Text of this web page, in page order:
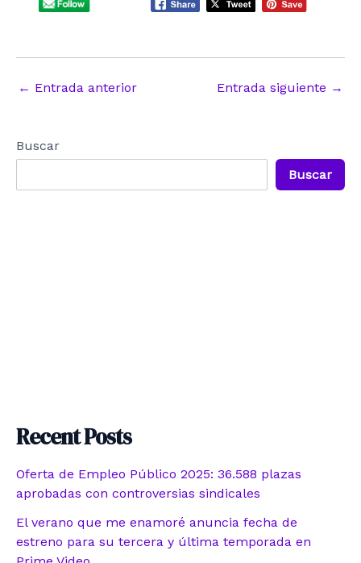
Navegación
← Entrada anterior Entrada siguiente →
Buscar
Buscar
Recent Posts
Oferta de Empleo Público 2025: 36.588 plazas
aprobadas con controversias sindicales
El verano que me enamoré anuncia fecha de
estreno para su tercera y última temporada en